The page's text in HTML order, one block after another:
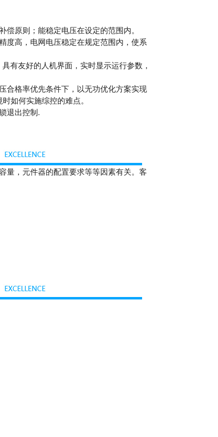
偿原则；能稳定电压在设定的范围内。
度高，电网电压稳定在规定范围内，使系
有友好的人机界面，实时显示运行参数，
合格率优先条件下，以无功优化方案实现
如何实施综控的难点。
退出控制.
量，元件器的配置要求等等因素有关。客